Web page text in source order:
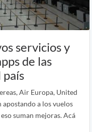
servicios y
de las
país
Air Europa, United
a los vuelos
suman mejoras. Acá